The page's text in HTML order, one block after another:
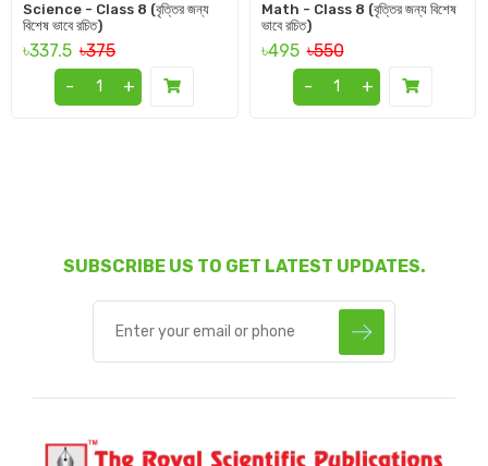
Science - Class 8 (বৃত্তির জন্য
বিশেষ ভাবে রচিত)
৳337.5 ৳375
-
+
Math - Class 8 (বৃত্তির জন্য বিশেষ
ভাবে রচিত)
৳495 ৳550
-
+
SUBSCRIBE US TO GET LATEST UPDATES.